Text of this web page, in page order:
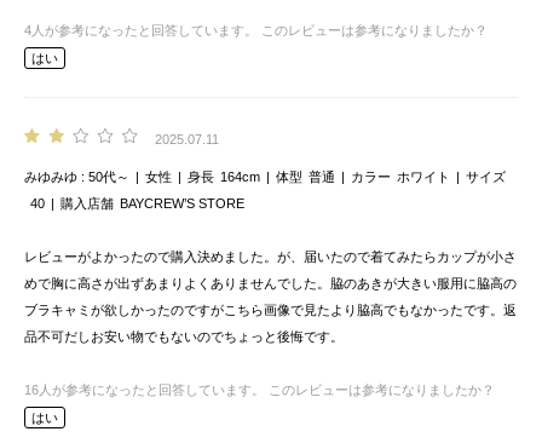
4 人が参考になったと回答しています。
このレビューは参考になりましたか？
はい
2025.07.11
みゆみゆ 50代～ 女性 身長 164cm 体型 普通 カラー ホワイト
サイズ
40
購入店舗 BAYCREW’S STORE
レビューがよかったので購入決めました。が、届いたので着てみたらカップが小さ
めで胸に高さが出ずあまりよくありませんでした。脇のあきが大きい服用に脇高の
ブラキャミが欲しかったのですがこちら画像で見たより脇高でもなかったです。返
品不可だしお安い物でもないのでちょっと後悔です。
16 人が参考になったと回答しています。
このレビューは参考になりましたか？
はい